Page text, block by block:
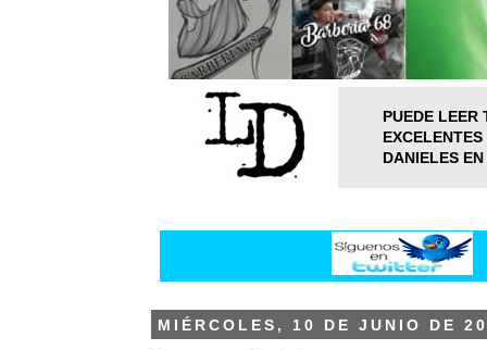
PUEDE LEER
DANIELES
MIÉRCOLES, 10 DE JUNIO DE